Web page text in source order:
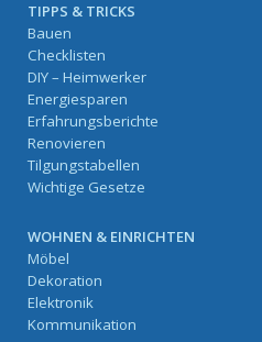
TIPPS & TRICKS
Bauen
Checklisten
DIY – Heimwerker
Energiesparen
Erfahrungsberichte
Renovieren
Tilgungstabellen
Wichtige Gesetze
WOHNEN & EINRICHTEN
Möbel
Dekoration
Elektronik
Kommunikation